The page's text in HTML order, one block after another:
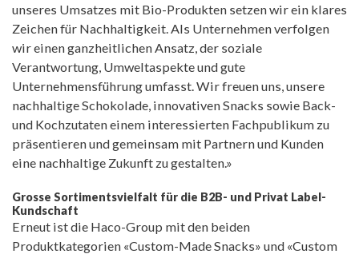
unseres Umsatzes mit Bio-Produkten setzen wir ein klares
Zeichen für Nachhaltigkeit. Als Unternehmen verfolgen
wir einen ganzheitlichen Ansatz, der soziale
Verantwortung, Umweltaspekte und gute
Unternehmensführung umfasst. Wir freuen uns, unsere
nachhaltige Schokolade, innovativen Snacks sowie Back-
und Kochzutaten einem interessierten Fachpublikum zu
präsentieren und gemeinsam mit Partnern und Kunden
eine nachhaltige Zukunft zu gestalten.»
Grosse Sortimentsvielfalt für die B2B- und Privat Label-
Kundschaft
Erneut ist die Haco-Group mit den beiden
Produktkategorien «Custom-Made Snacks» und «Custom